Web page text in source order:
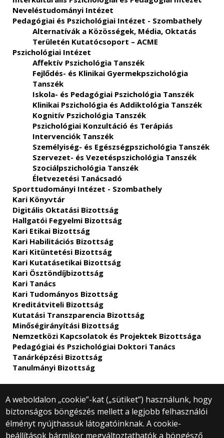
Neveléstudományi Intézet
Pedagógiai és Pszichológiai Intézet - Szombathely
Alternatívák a Közösségek, Média, Oktatás
Területén Kutatócsoport – ACME
Pszichológiai Intézet
Affektív Pszichológia Tanszék
Fejlődés- és Klinikai Gyermekpszichológia
Tanszék
Iskola- és Pedagógiai Pszichológia Tanszék
Klinikai Pszichológia és Addiktológia Tanszék
Kognitív Pszichológia Tanszék
Pszichológiai Konzultáció és Terápiás
Intervenciók Tanszék
Személyiség- és Egészségpszichológia Tanszék
Szervezet- és Vezetéspszichológia Tanszék
Szociálpszichológia Tanszék
Életvezetési Tanácsadó
Sporttudományi Intézet - Szombathely
Kari Könyvtár
Digitális Oktatási Bizottság
Hallgatói Fegyelmi Bizottság
Kari Etikai Bizottság
Kari Habilitációs Bizottság
Kari Kitüntetési Bizottság
Kari Kutatásetikai Bizottság
Kari Ösztöndíjbizottság
Kari Tanács
Kari Tudományos Bizottság
Kreditátviteli Bizottság
Kutatási Transzparencia Bizottság
Minőségirányítási Bizottság
Nemzetközi Kapcsolatok és Projektek Bizottsága
Pedagógiai és Pszichológiai Doktori Tanács
Tanárképzési Bizottság
Tanulmányi Bizottság
A weboldalon „cookie”-kat („sütiket”) használunk, hogy
biztonságos böngészés mellett a legjobb felhasználói
élményt nyújthassuk látogatóinknak. A cookie-
beállítások bármikor megváltoztathatók a böngésző
© 2025 Eötvös Loránd Tudományegyetem
Minden jog fenntartva.
1053 Budapest, Egyetem tér 1–3.